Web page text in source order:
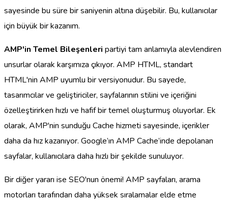
sayesinde bu süre bir saniyenin altına düşebilir. Bu, kullanıcılar
için büyük bir kazanım.
AMP'in Temel Bileşenleri partiyi tam anlamıyla alevlendiren
unsurlar olarak karşımıza çıkıyor. AMP HTML, standart
HTML'nin AMP uyumlu bir versiyonudur. Bu sayede,
tasarımcılar ve geliştiriciler, sayfalarının stilini ve içeriğini
özelleştirirken hızlı ve hafif bir temel oluşturmuş oluyorlar. Ek
olarak, AMP'nin sunduğu Cache hizmeti sayesinde, içerikler
daha da hız kazanıyor. Google’ın AMP Cache’inde depolanan
sayfalar, kullanıcılara daha hızlı bir şekilde sunuluyor.
Bir diğer yararı ise SEO'nun önemi! AMP sayfaları, arama
motorları tarafından daha yüksek sıralamalar elde etme